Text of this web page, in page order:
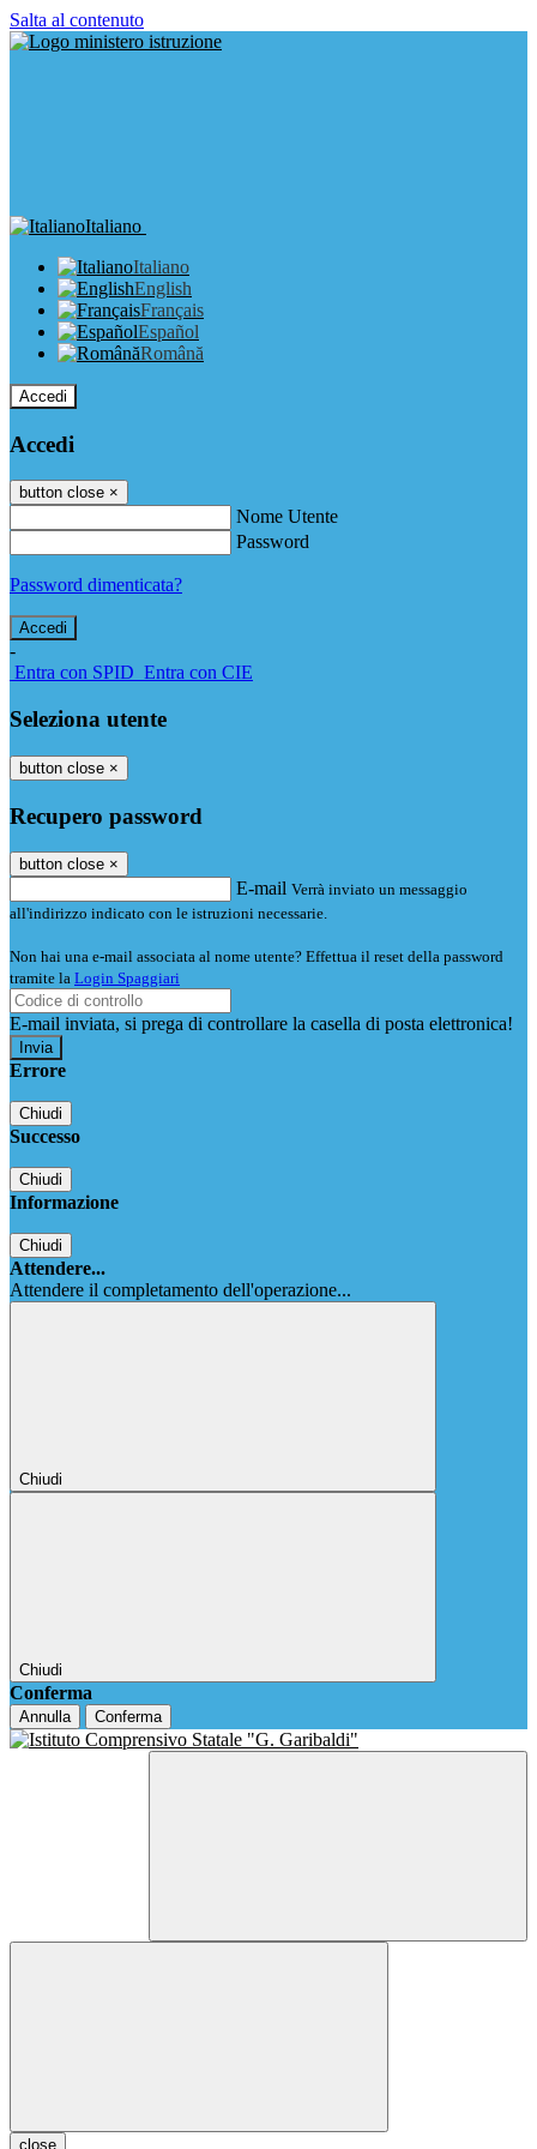
Salta al contenuto
Italiano
Italiano
English
Français
Español
Română
Accedi
Accedi
button close ×
Nome Utente
Password
Password dimenticata?
-
Entra con SPID Entra con CIE
Seleziona utente
button close ×
Recupero password
button close ×
E-mail Verrà inviato un messaggio
all'indirizzo indicato con le istruzioni necessarie.
Non hai una e-mail associata al nome utente? Effettua il reset della password
tramite la Login Spaggiari
E-mail inviata, si prega di controllare la casella di posta elettronica!
Errore
Chiudi
Successo
Chiudi
Informazione
Chiudi
Attendere...
Attendere il completamento dell'operazione...
Chiudi
Chiudi
Conferma
Annulla Conferma
close